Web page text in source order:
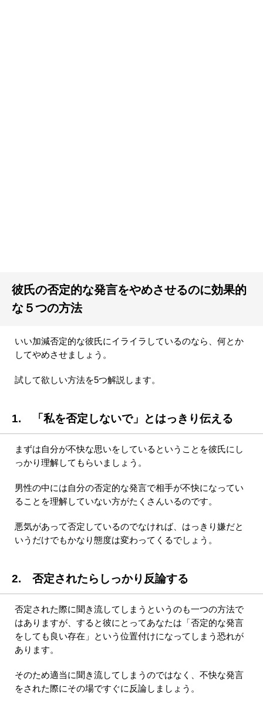
彼氏の否定的な発言をやめさせるのに効果的
な５つの方法
いい加減否定的な彼氏にイライラしているのなら、何とか
してやめさせましょう。
試して欲しい方法を5つ解説します。
1. 「私を否定しないで」とはっきり伝える
まずは自分が不快な思いをしているということを彼氏にし
っかり理解してもらいましょう。
男性の中には自分の否定的な発言で相手が不快になってい
ることを理解していない方がたくさんいるのです。
悪気があって否定しているのでなければ、はっきり嫌だと
いうだけでもかなり態度は変わってくるでしょう。
2. 否定されたらしっかり反論する
否定された際に聞き流してしまうというのも一つの方法で
はありますが、すると彼にとってあなたは「否定的な発言
をしても良い存在」という位置付けになってしまう恐れが
あります。
そのため適当に聞き流してしまうのではなく、不快な発言
をされた際にその場ですぐに反論しましょう。